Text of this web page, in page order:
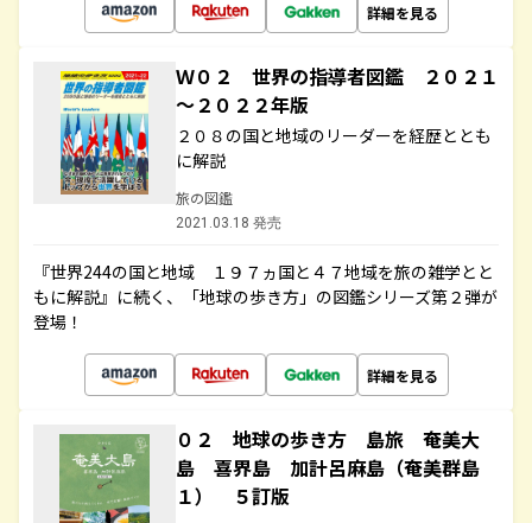
詳細を見る
Ｗ０２ 世界の指導者図鑑 ２０２１
～２０２２年版
２０８の国と地域のリーダーを経歴ととも
に解説
旅の図鑑
2021.03.18 発売
『世界244の国と地域 １９７ヵ国と４７地域を旅の雑学とと
もに解説』に続く、「地球の歩き方」の図鑑シリーズ第２弾が
登場！
詳細を見る
０２ 地球の歩き方 島旅 奄美大
島 喜界島 加計呂麻島（奄美群島
１） ５訂版